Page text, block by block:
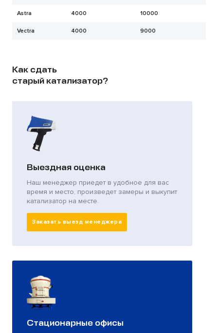
Astra 4000 10000
Vectra 4000 9000
Как сдать
старый катализатор?
Выездная оценка
Наш менеджер приедет в удобное для вас
время и место, произведет замеры и выкупит
катализатор на месте.
Заказать выезд менеджера
Стационарные офисы